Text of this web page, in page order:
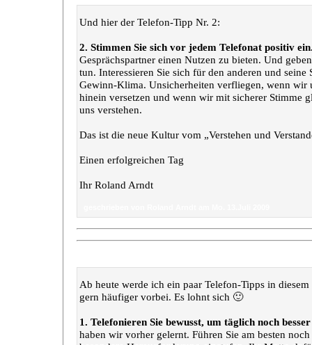
Und hier der Telefon-Tipp Nr. 2:
2. Stimmen Sie sich vor jedem Telefonat positiv
Gesprächspartner einen Nutzen zu bieten. Und
tun. Interessieren Sie sich für den anderen und
Gewinn-Klima. Unsicherheiten verfliegen, wenn wir
hinein versetzen und wenn wir mit sicherer Stimme
uns verstehen.
Das ist die neue Kultur vom „Verstehen und
Einen erfolgreichen Tag
Ihr Roland Arndt
Ab heute werde ich ein paar Telefon-Tipps in
gern häufiger vorbei. Es lohnt sich 🙂
1. Telefonieren Sie bewusst, um täglich noch
haben wir vorher gelernt. Führen Sie am besten